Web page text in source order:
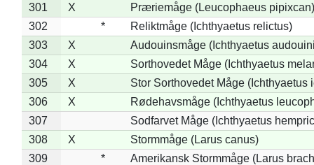
301
X
Præriemåge (Leucophaeus pipixcan)
302
*
Reliktmåge (Ichthyaetus relictus)
303
X
Audouinsmåge (Ichthyaetus
304
X
Sorthovedet Måge (Ichthyaetus
305
X
Stor Sorthovedet Måge (Ichthyaetus
306
X
Rødehavsmåge (Ichthyaetus
307
Sodfarvet Måge (Ichthyaetus
308
X
Stormmåge (Larus canus)
309
*
Amerikansk Stormmåge (Larus